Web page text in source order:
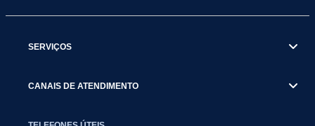
SERVIÇOS
CANAIS DE ATENDIMENTO